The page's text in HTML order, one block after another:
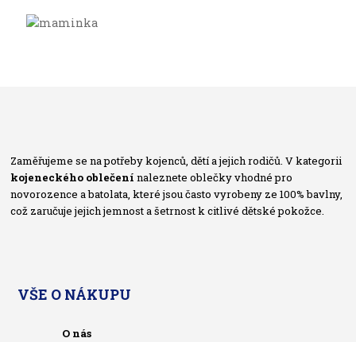
Zaměřujeme se na potřeby kojenců, dětí a jejich rodičů. V kategorii
kojeneckého oblečení naleznete oblečky vhodné pro
novorozence a batolata, které jsou často vyrobeny ze 100% bavlny,
což zaručuje jejich jemnost a šetrnost k citlivé dětské pokožce.
VŠE O NÁKUPU
O nás